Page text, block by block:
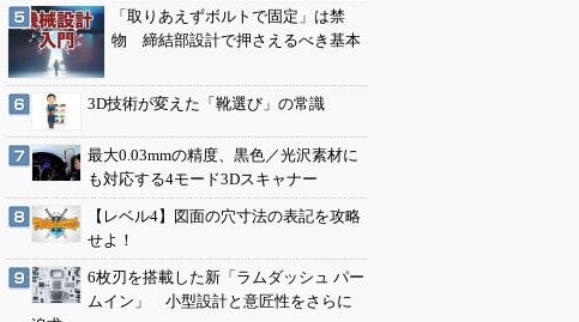
「取りあえずボルトで固定」は禁
物 締結部設計で押さえるべき基本
3D技術が変えた「靴選び」の常識
最大0.03mmの精度、黒色／光沢素材に
も対応する4モード3Dスキャナー
【レベル4】図面の穴寸法の表記を攻略
せよ！
6枚刃を搭載した新「ラムダッシュ パー
ムイン」 小型設計と意匠性をさらに